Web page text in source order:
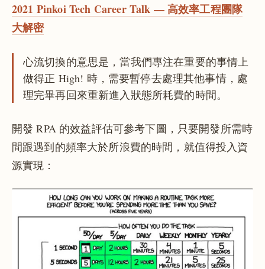
2021 Pinkoi Tech Career Talk — 高效率工程團隊
大解密
心流切換的意思是，當我們專注在重要的事情上
做得正 High! 時，需要暫停去處理其他事情，處
理完畢再回來重新進入狀態所耗費的時間。
開發 RPA 的效益評估可參考下圖，只要開發所需時
間跟遇到的頻率大於所浪費的時間，就值得投入資
源實現：